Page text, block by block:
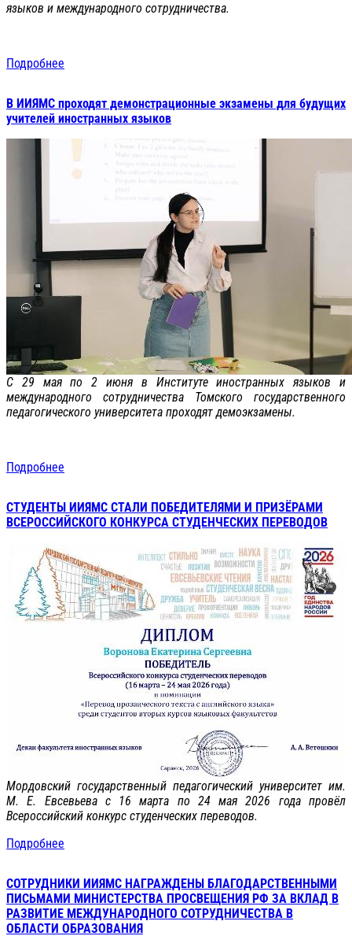
языков и международного сотрудничества.
Подробнее
В ИИЯМС проходят демонстрационные экзамены для будущих
учителей иностранных языков
С 29 мая по 2 июня в Институте иностранных языков и
международного сотрудничества Томского государственного
педагогического университета проходят демоэкзамены.
Подробнее
СТУДЕНТЫ ИИЯМС СТАЛИ ПОБЕДИТЕЛЯМИ И ПРИЗЁРАМИ
ВСЕРОССИЙСКОГО КОНКУРСА СТУДЕНЧЕСКИХ ПЕРЕВОДОВ
Мордовский государственный педагогический университет им.
М. Е. Евсевьева с 16 марта по 24 мая 2026 года провёл
Всероссийский конкурс студенческих переводов.
Подробнее
СОТРУДНИКИ ИИЯМС НАГРАЖДЕНЫ БЛАГОДАРСТВЕННЫМИ
ПИСЬМАМИ МИНИСТЕРСТВА ПРОСВЕЩЕНИЯ РФ ЗА ВКЛАД В
РАЗВИТИЕ МЕЖДУНАРОДНОГО СОТРУДНИЧЕСТВА В
ОБЛАСТИ ОБРАЗОВАНИЯ